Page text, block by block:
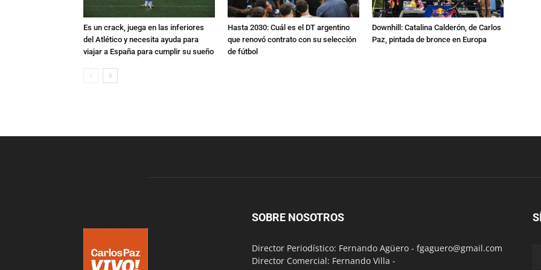
Es un crack, juega en las inferiores
del Atlético y necesita ayuda para
viajar a España para cumplir su sueño
Hasta 2030: Cuál es el DT argentino
que renovó contrato con su selección
de fútbol
Downhill: Catalina Calderón, de Carlos
Paz, pintada de bronce en Europa
SOBRE NOSOTROS
Director Periodístico: Fernando Agüero - fgaguero@gmail.com
Director Comercial: Fernando Villa -